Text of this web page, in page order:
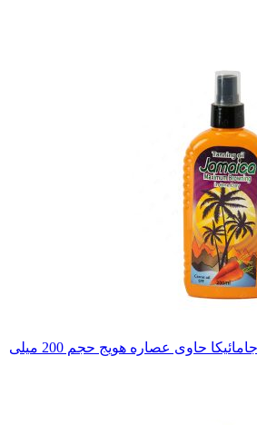
روغن برنزه کننده جامائیکا حاوی عصاره هویج حجم 200 میلی